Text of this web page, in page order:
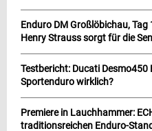
Enduro DM Großlöbichau,
Henry Strauss sorgt für die
Testbericht: Ducati Desmo450
Sportenduro wirklich?
Premiere in Lauchhammer:
traditionsreichen Enduro-